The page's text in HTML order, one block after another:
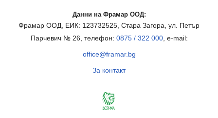
Данни на Фрамар ООД:
Фрамар ООД, ЕИК: 123732525, Стара Загора, ул. Петър
Парчевич № 26, телефон: 0875 / 322 000, e-mail:
office@framar.bg
За контакт